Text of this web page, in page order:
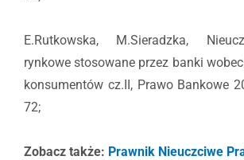
E.Rutkowska, M.Sieradzka,
rynkowe stosowane przez banki
konsumentów cz.II, Prawo Bankowe
72;
Zobacz także: Prawnik Nieuczciwe